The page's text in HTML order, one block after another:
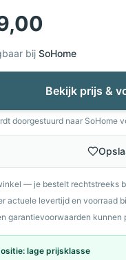
bij SoHome
Bekijk prijs &
doorgestuurd naar SoHome
— je bestelt rechtstreeks
actuele levertijd en voorraad
garantievoorwaarden kunnen
lage prijsklasse